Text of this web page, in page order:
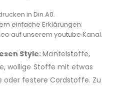
in Din A0.
einfache Erklärungen.
auf unserem youtube Kanal.
Style:Mantelstoffe,
wollige Stoffe mit etwas
oder festere Cordstoffe. Zu